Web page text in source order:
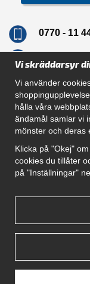
0770 - 11
Navigation
Hur beställer jag
Gör Det Själv Paket
Montera dragkrok
SUPPORT
Villkor
Vi skräddarsyr
Vi använder
hålla våra
ändamål samlar vi
mönster och deras
Klicka på "Okej"
cookies du tillåter
på "Inställningar"